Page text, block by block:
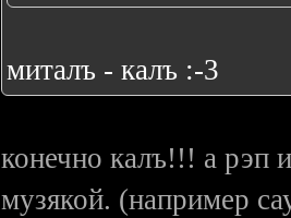
миталъ - калъ :-3
конечно калъ!!! а рэп
музякой. (например